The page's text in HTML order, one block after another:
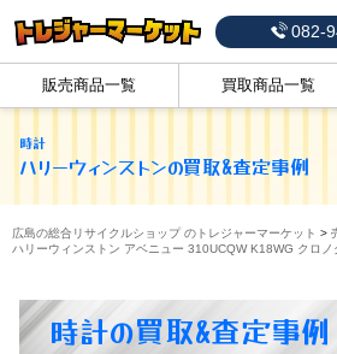
082-
販売商品一覧 買取商品一覧
時計
ハリーウィンストンの買取&査定事例
広島の総合リサイクルショップ のトレジャーマーケット >
ハリーウィンストン アベニュー 310UCQW K18WG クロノ
時計の買取&査定事例